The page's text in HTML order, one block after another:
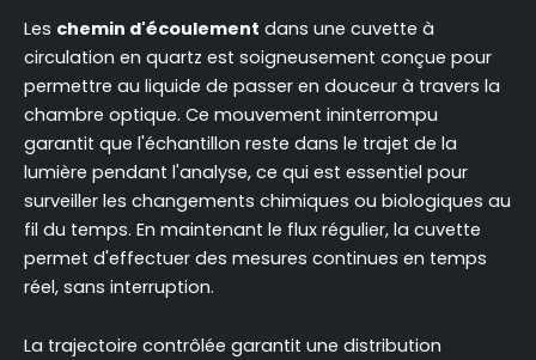
Les chemin d'écoulement dans une cuvette à
circulation en quartz est soigneusement conçue pour
permettre au liquide de passer en douceur à travers la
chambre optique. Ce mouvement ininterrompu
garantit que l'échantillon reste dans le trajet de la
lumière pendant l'analyse, ce qui est essentiel pour
surveiller les changements chimiques ou biologiques au
fil du temps. En maintenant le flux régulier, la cuvette
permet d'effectuer des mesures continues en temps
réel, sans interruption.
La trajectoire contrôlée garantit une distribution